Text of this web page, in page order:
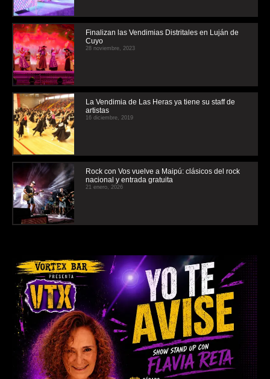
Finalizan las Vendimias Distritales en Luján de
Cuyo
28 noviembre, 2023
La Vendimia de Las Heras ya tiene su staff de
artistas
16 diciembre, 2019
Rock con Vos vuelve a Maipú: clásicos del rock
nacional y entrada gratuita
21 enero, 2026